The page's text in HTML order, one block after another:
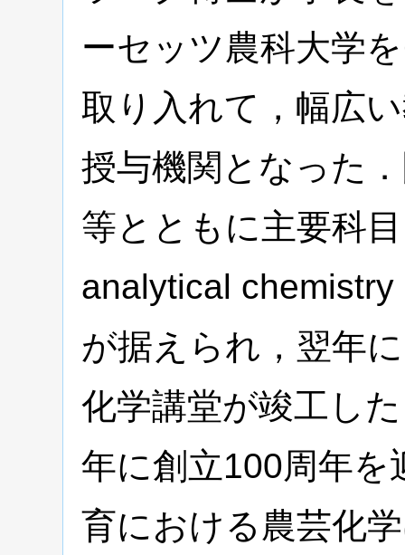
ーセッツ農科大学
取り入れて，幅広
授与機関となった
等とともに主要科
analytical
が据えられ，翌年
化学講堂が竣工し
年に創立100周年を
育における農芸化